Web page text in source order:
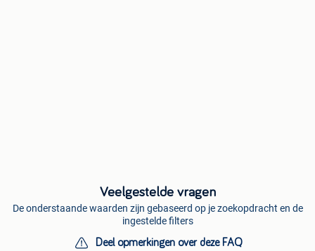
Veelgestelde vragen
De onderstaande waarden zijn gebaseerd op je zoekopdracht en de
ingestelde filters
Deel opmerkingen over deze FAQ